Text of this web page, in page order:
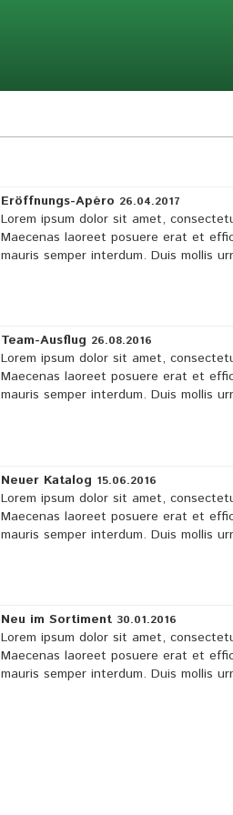
Eröffnungs-Apéro 26.04.2017
Lorem ipsum dolor sit amet,
Maecenas laoreet posuere erat et
mauris semper interdum. Duis mollis
Team-Ausflug 26.08.2016
Lorem ipsum dolor sit amet,
Maecenas laoreet posuere erat et
mauris semper interdum. Duis mollis
Neuer Katalog 15.06.2016
Lorem ipsum dolor sit amet,
Maecenas laoreet posuere erat et
mauris semper interdum. Duis mollis
Neu im Sortiment 30.01.2016
Lorem ipsum dolor sit amet,
Maecenas laoreet posuere erat et
mauris semper interdum. Duis mollis